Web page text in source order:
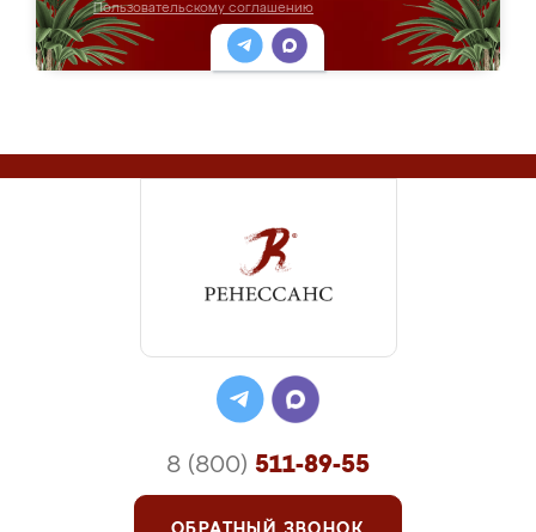
Пользовательскому соглашению
8 (800) 511-89-55